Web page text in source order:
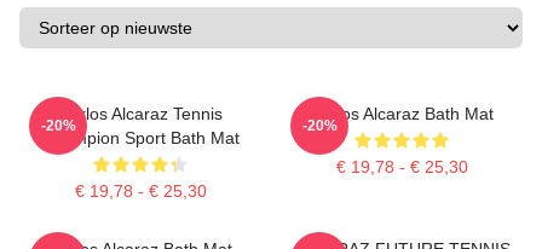
Carlos Alcaraz Tennis
Champion Sport Bath Mat
€ 19,78 - € 25,30
-20%
Carlos Alcaraz Bath Mat
€ 19,78 - € 25,30
-20%